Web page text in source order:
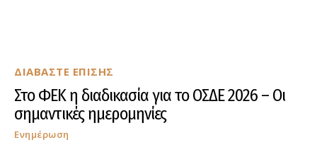
ΔΙΑΒΑΣΤΕ ΕΠΙΣΗΣ
Στο ΦΕΚ η διαδικασία για το ΟΣΔΕ 2026 – Οι
σημαντικές ημερομηνίες
Ενημέρωση